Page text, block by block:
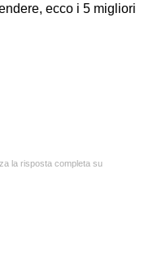
ecco i 5 migliori
la risposta completa su